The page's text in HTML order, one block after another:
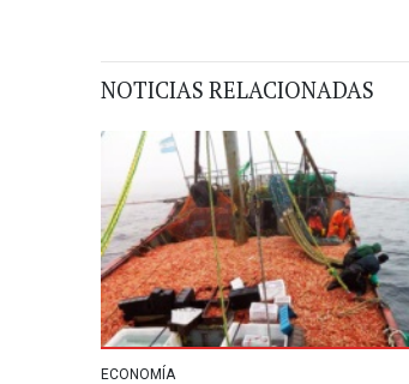
NOTICIAS RELACIONADAS
ECONOMÍA